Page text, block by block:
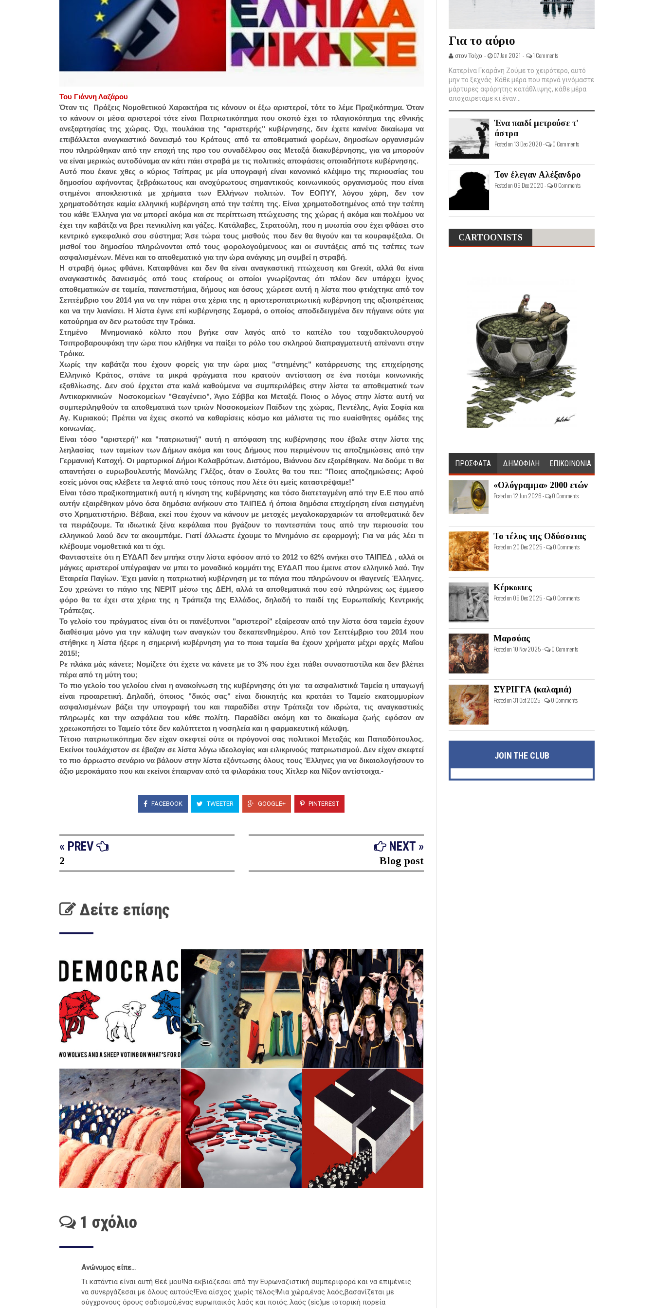
Του Γιάννη Λαζάρου
Όταν τις Πράξεις Νομοθετικού Χαρακτήρα τις κάνουν οι έξω αριστεροί, τότε το λέμε Πραξικόπημα. Όταν
το κάνουν οι μέσα αριστεροί τότε είναι Πατριωτικόπημα που σκοπό έχει το πλαγιοκόπημα της εθνικής
ανεξαρτησίας της χώρας. Όχι, πουλάκια της "αριστερής" κυβέρνησης, δεν έχετε κανένα δικαίωμα να
επιβάλλεται αναγκαστικό δανεισμό του Κράτους από τα αποθεματικά φορέων, δημοσίων οργανισμών
που πληρώθηκαν από την εποχή της προ του συναδέλφου σας Μεταξά διακυβέρνησης, για να μπορούν
να είναι μερικώς αυτοδύναμα αν κάτι πάει στραβά με τις πολιτικές αποφάσεις οποιαδήποτε κυβέρνησης.
Αυτό που έκανε χθες ο κύριος Τσίπρας με μία υπογραφή είναι κανονικό κλέψιμο της περιουσίας του
δημοσίου αφήνοντας ξεβράκωτους και ανοχύρωτους σημαντικούς κοινωνικούς οργανισμούς που είναι
στημένοι αποκλειστικά με χρήματα των Ελλήνων πολιτών. Τον ΕΟΠΥΥ, λόγου χάρη, δεν τον
χρηματοδότησε καμία ελληνική κυβέρνηση από την τσέπη της. Είναι χρηματοδοτημένος από την τσέπη
του κάθε Έλληνα για να μπορεί ακόμα και σε περίπτωση πτώχευσης της χώρας ή ακόμα και πολέμου να
έχει την καβάτζα να βρει πενικιλίνη και γάζες. Κατάλαβες, Στρατούλη, που η μυωπία σου έχει φθάσει στο
κεντρικό εγκεφαλικό σου σύστημα; Άσε τώρα τους μισθούς που δεν θα θιγούν και τα κουραφέξαλα. Οι
μισθοί του δημοσίου πληρώνονται από τους φορολογούμενους και οι συντάξεις από τις τσέπες των
ασφαλισμένων. Μένει και το αποθεματικό για την ώρα ανάγκης μη συμβεί η στραβή.
Η στραβή όμως φθάνει. Καταφθάνει και δεν θα είναι αναγκαστική πτώχευση και Grexit, αλλά θα είναι
αναγκαστικός δανεισμός από τους εταίρους οι οποίοι γνωρίζοντας ότι πλέον δεν υπάρχει ίχνος
αποθεματικών σε ταμεία, πανεπιστήμια, δήμους και όσους χώρεσε αυτή η λίστα που φτιάχτηκε από τον
Σεπτέμβριο του 2014 για να την πάρει στα χέρια της η αριστεροπατριωτική κυβέρνηση της αξιοπρέπειας
και να την λιανίσει. Η λίστα έγινε επί κυβέρνησης Σαμαρά, ο οποίος αποδεδειγμένα δεν πήγαινε ούτε για
κατούρημα αν δεν ρωτούσε την Τρόικα.
Στημένο Μνημονιακό κόλπο που βγήκε σαν λαγός από το καπέλο του ταχυδακτυλουργού
Τσιπροβαρουφάκη την ώρα που κλήθηκε να παίξει το ρόλο του σκληρού διαπραγματευτή απέναντι στην
Τρόικα.
Χωρίς την καβάτζα που έχουν φορείς για την ώρα μιας "στημένης" κατάρρευσης της επιχείρησης
Ελληνικό Κράτος, σπάνε τα μικρά φράγματα που κρατούν αντίσταση σε ένα ποτάμι κοινωνικής
εξαθλίωσης. Δεν σού έρχεται στα καλά καθούμενα να συμπεριλάβεις στην λίστα τα αποθεματικά των
Αντικαρκινικών Νοσοκομείων "Θεαγένειο", Άγιο Σάββα και Μεταξά. Ποιος ο λόγος στην λίστα αυτή να
συμπεριληφθούν τα αποθεματικά των τριών Νοσοκομείων Παίδων της χώρας, Πεντέλης, Αγία Σοφία και
Αγ. Κυριακού; Πρέπει να έχεις σκοπό να καθαρίσεις κόσμο και μάλιστα τις πιο ευαίσθητες ομάδες της
κοινωνίας.
Είναι τόσο "αριστερή" και "πατριωτική" αυτή η απόφαση της κυβέρνησης που έβαλε στην λίστα της
λεηλασίας των ταμείων των Δήμων ακόμα και τους Δήμους που περιμένουν τις αποζημιώσεις από την
Γερμανική Κατοχή. Οι μαρτυρικοί Δήμοι Καλαβρύτων, Διστόμου, Βιάννου δεν εξαιρέθηκαν. Να δούμε τι θα
απαντήσει ο ευρωβουλευτής Μανώλης Γλέζος, όταν ο Σουλτς θα του πει: "Ποιες αποζημιώσεις; Αφού
εσείς μόνοι σας κλέβετε τα λεφτά από τους τόπους που λέτε ότι εμείς καταστρέψαμε!"
Είναι τόσο πραξικοπηματική αυτή η κίνηση της κυβέρνησης και τόσο διατεταγμένη από την Ε.Ε που από
αυτήν εξαιρέθηκαν μόνο όσα δημόσια ανήκουν στο ΤΑΙΠΕΔ ή όποια δημόσια επιχείρηση είναι εισηγμένη
στο Χρηματιστήριο. Βέβαια, εκεί που έχουν να κάνουν με μετοχές μεγαλοκαρχαριών τα αποθεματικά δεν
τα πειράζουμε. Τα ιδιωτικά ξένα κεφάλαια που βγάζουν το παντεσπάνι τους από την περιουσία του
ελληνικού λαού δεν τα ακουμπάμε. Γιατί άλλωστε έχουμε το Μνημόνιο σε εφαρμογή; Για να μάς λέει τι
κλέβουμε νομοθετικά και τι όχι.
Φανταστείτε ότι η ΕΥΔΑΠ δεν μπήκε στην λίστα εφόσον από το 2012 το 62% ανήκει στο ΤΑΙΠΕΔ , αλλά οι
μάγκες αριστεροί υπέγραψαν να μπει το μοναδικό κομμάτι της ΕΥΔΑΠ που έμεινε στον ελληνικό λαό. Την
Εταιρεία Παγίων. Έχει μανία η πατριωτική κυβέρνηση με τα πάγια που πληρώνουν οι ιθαγενείς Έλληνες.
Σου χρεώνει το πάγιο της ΝΕΡΙΤ μέσω της ΔΕΗ, αλλά τα αποθεματικά που εσύ πληρώνεις ως έμμεσο
φόρο θα τα έχει στα χέρια της η Τράπεζα της Ελλάδος, δηλαδή το παιδί της Ευρωπαϊκής Κεντρικής
Τράπεζας.
Το γελοίο του πράγματος είναι ότι οι πανέξυπνοι "αριστεροί" εξαίρεσαν από την λίστα όσα ταμεία έχουν
διαθέσιμα μόνο για την κάλυψη των αναγκών του δεκαπενθημέρου. Από τον Σεπτέμβριο του 2014 που
στήθηκε η λίστα ήξερε η σημερινή κυβέρνηση για το ποια ταμεία θα έχουν χρήματα μέχρι αρχές Μαΐου
2015!;
Ρε πλάκα μάς κάνετε; Νομίζετε ότι έχετε να κάνετε με το 3% που έχει πάθει συνασπιστίλα και δεν βλέπει
πέρα από τη μύτη του;
Το πιο γελοίο του γελοίου είναι η ανακοίνωση της κυβέρνησης ότι για τα ασφαλιστικά Ταμεία η υπαγωγή
είναι προαιρετική. Δηλαδή, όποιος "δικός σας" είναι διοικητής και κρατάει το Ταμείο εκατομμυρίων
ασφαλισμένων βάζει την υπογραφή του και παραδίδει στην Τράπεζα τον ιδρώτα, τις αναγκαστικές
πληρωμές και την ασφάλεια του κάθε πολίτη. Παραδίδει ακόμη και το δικαίωμα ζωής εφόσον αν
χρεωκοπήσει το Ταμείο τότε δεν καλύπτεται η νοσηλεία και η φαρμακευτική κάλυψη.
Τέτοιο πατριωτικόπημα δεν είχαν σκεφτεί ούτε οι πρόγονοί σας πολιτικοί Μεταξάς και Παπαδόπουλος.
Εκείνοι τουλάχιστον σε έβαζαν σε λίστα λόγω ιδεολογίας και ειλικρινούς πατριωτισμού. Δεν είχαν σκεφτεί
το πιο άρρωστο σενάριο να βάλουν στην λίστα εξόντωσης όλους τους Έλληνες για να δικαιολογήσουν το
άξιο μεροκάματο που και εκείνοι έπαιρναν από τα φιλαράκια τους Χίτλερ και Νίξον αντίστοιχα.-
FACEBOOK TWEETER GOOGLE+ PINTEREST
« PREV
2
NEXT »
Blog post
Δείτε επίσης
1 σχόλιο
Ανώνυμος είπε...
Τι κατάντια είναι αυτή Θεέ μου!Να εκβιάζεσαι από την Ευρωναζιστική συμπεριφορά και να επιμένεις
να συνεργάζεσαι με όλους αυτούς!Ένα αίσχος χωρίς τέλος!Μια χώρα,ένας λαός,βασανίζεται με
σύγχρονους όρους σαδισμού,ένας ευρωπαικός λαός και ποιός..λαός (sic)με ιστορική πορεία
Για το αύριο
στον Τοίχο - 07 Jan 2021 - 1 Comments
Κατερίνα Γκαράνη Ζούμε το χειρότερο, αυτό
μην το ξεχνάς. Κάθε μέρα που περνά γινόμαστε
μάρτυρες αφόρητης κατάθλιψης, κάθε μέρα
αποχαιρετάμε κι έναν...
Ένα παιδί μετρούσε τ'
άστρα
Posted on 13 Dec 2020 - 0 Comments
Τον έλεγαν Αλέξανδρο
Posted on 06 Dec 2020 - 0 Comments
CARTOONISTS
ΠΡΟΣΦΑΤΑ ΔΗΜΟΦΙΛΗ ΕΠΙΚΟΙΝΩΝΙΑ
«Ολόγραμμα» 2000 ετών
Posted on 12 Jun 2026 - 0 Comments
Το τέλος της Οδύσσειας
Posted on 20 Dec 2025 - 0 Comments
Κέρκωπες
Posted on 05 Dec 2025 - 0 Comments
Μαρσύας
Posted on 10 Nov 2025 - 0 Comments
ΣΥΡΙΓΓΑ (καλαμιά)
Posted on 31 Oct 2025 - 0 Comments
JOIN THE CLUB